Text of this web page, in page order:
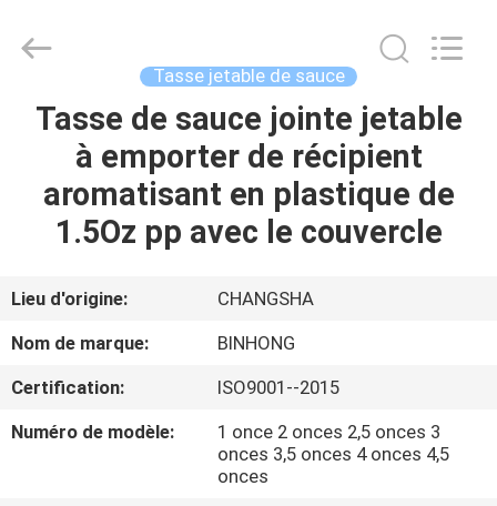
MAISON
PRODUITS
SUJET
DE
NOUS
VISITE
and
Export
Reserved.
Tasse jetable de sauce
Tasse de sauce jointe jetable
à emporter de récipient
aromatisant en plastique de
1.5Oz pp avec le couvercle
Lieu d'origine:
CHANGSHA
Nom de marque:
BINHONG
Certification:
ISO9001--2015
Numéro de modèle:
1 once 2 onces 2,5 onces 3
onces 3,5 onces 4 onces 4,5
onces